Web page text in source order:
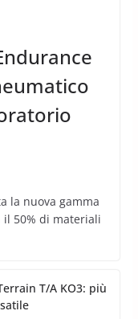
la nuova gamma
il 50% di materiali
T/A KO3: più